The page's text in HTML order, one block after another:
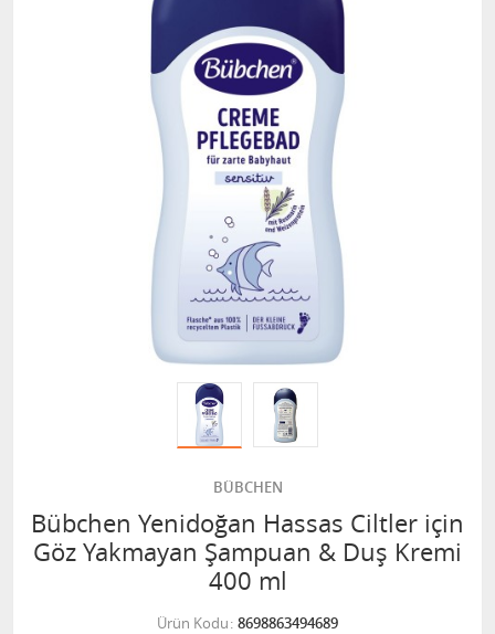
BÜBCHEN
Bübchen Yenidoğan Hassas Ciltler için
Göz Yakmayan Şampuan & Duş Kremi
400 ml
Ürün Kodu 8698863494689